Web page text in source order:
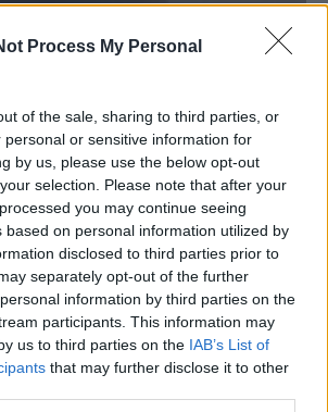
Process My Personal
of the sale, sharing to third parties, or
personal or sensitive information for
by us, please use the below opt-out
selection. Please note that after your
you may continue seeing
based on personal information utilized by
disclosed to third parties prior to
separately opt-out of the further
information by third parties on the
participants. This information may
us to third parties on the IAB’s List of
that may further disclose it to other
országot hódítana
tör be a XPeng.